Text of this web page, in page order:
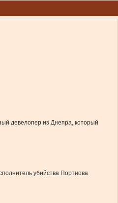
девелопер из Днепра, который
убийства Портнова